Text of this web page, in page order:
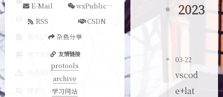
追番
简历|内推
学习资料
站点地图
2023
03-22
vscod
e+lat
E-Mail
wxPublicAccount
RSS
CSDN
杂鱼分享
友情链接
protools
archive
学习网站